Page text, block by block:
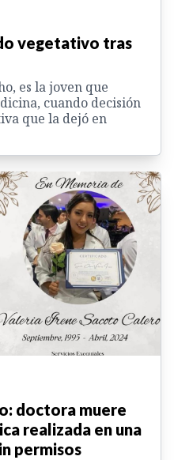
vegetativo tras
es la joven que
cuando decisión
que la dejó en
doctora muere
realizada en una
permisos